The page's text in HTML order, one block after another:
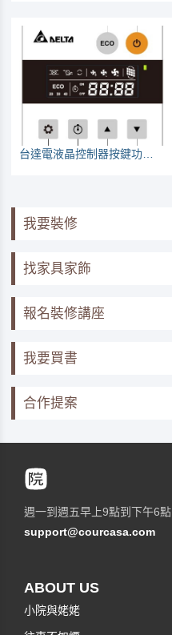
我要裝修
找家具家飾
報名裝修講座
我要買書
合作提案
週一到週五早上9點到下午6點
support@courcasa.com
ABOUT US
小院與姥姥